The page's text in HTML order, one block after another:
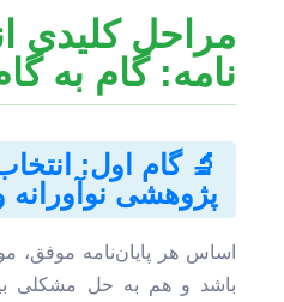
مراحل کلیدی
نامه: گام به
🔬 گام اول:
پژوهشی نوآورانه
اساس هر پایان‌نامه
باشد و هم به حل مشکلی